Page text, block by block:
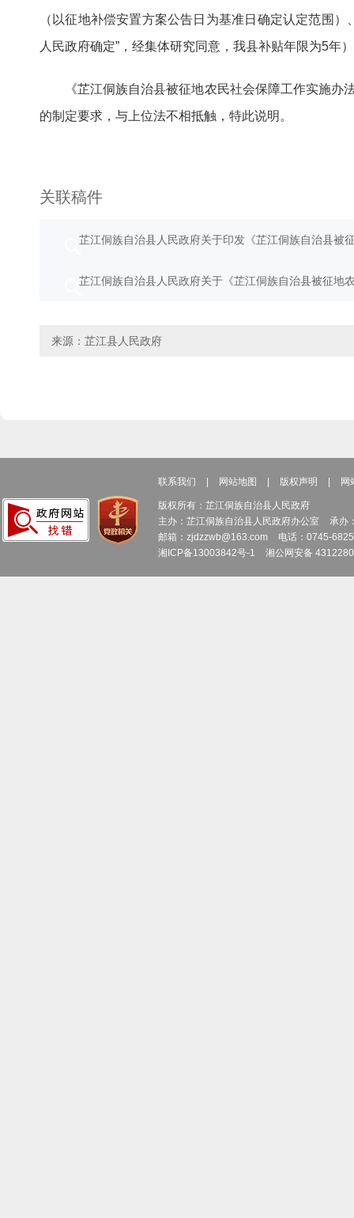
（以征地补偿安置方案公告日为基准日确定认定范围
人民政府确定”，经集体研究同意，我县补贴年限为5年
《芷江侗族自治县被征地农民社会保障工作实施
的制定要求，与上位法不相抵触，特此说明。
关联稿件
芷江侗族自治县人民政府关于印发《芷江侗族自治县被
芷江侗族自治县人民政府关于《芷江侗族自治县被征地
来源：芷江县人民政府
联系我们 网站地图 版权声明 网
版权所有：芷江侗族自治县人民政府
主办：芷江侗族自治县人民政府办公室
承办
邮箱：zjdzzwb@163.com
电话：0745-
湘ICP备13003842号-1
湘公网安备